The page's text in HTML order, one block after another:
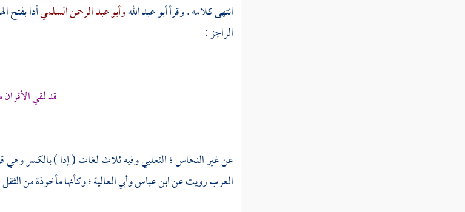
انتهى كلامه . وقرأأبو عبد اللهوأبو عبد الرحمن السلميأدا بفتح
الراجز :
قد لقي
عن غيرالنحاس؛الثعلبيوفيه ثلاث لغات ( إدا ) بالكسر وهي
العرب رويت عن ابن عباس وأبي العالية ؛ وكأنها مأخوذة من الثقل